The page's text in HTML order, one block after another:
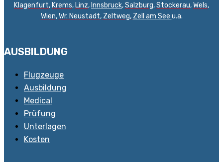
Klagenfurt, Krems, Linz, Innsbruck,Salzburg,Stockerau,Wels,
Wien,Wr. Neustadt, Zeltweg, Zell am See u.a.
AUSBILDUNG
Flugzeuge
Ausbildung
Medical
Prüfung
Unterlagen
Kosten